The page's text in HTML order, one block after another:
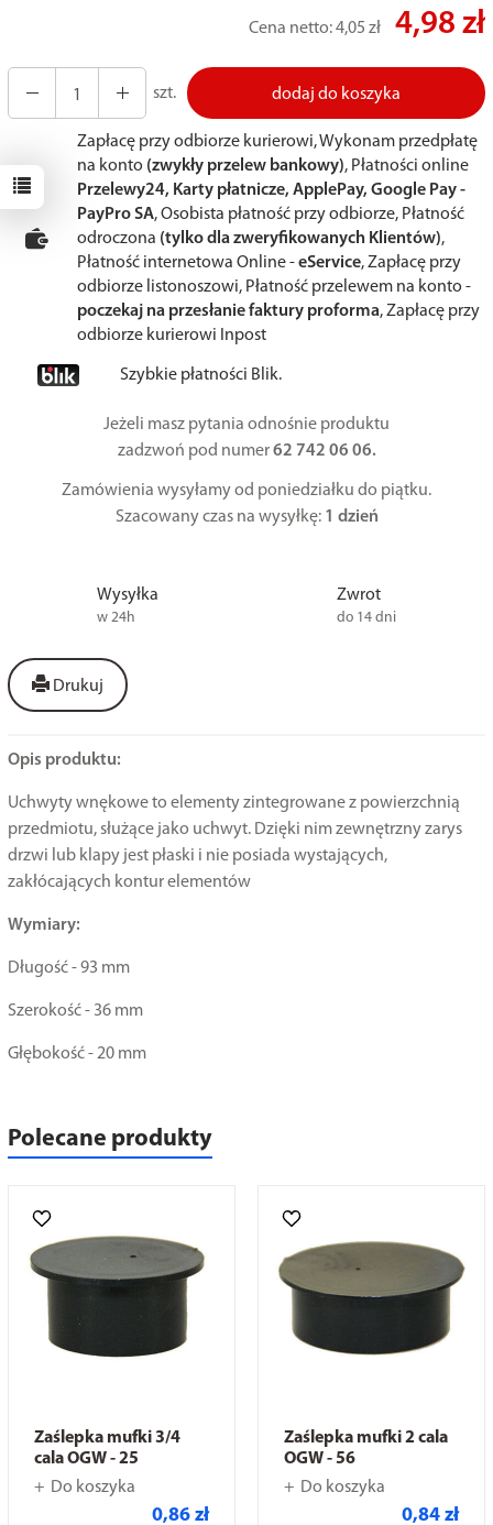
Cena netto:4,05 zł 4,98 zł
szt. dodaj do koszyka
Zapłacę przy odbiorze kurierowi, Wykonam przedpłatę
na konto (zwykły przelew bankowy), Płatności online
Przelewy24, Karty płatnicze, ApplePay, Google Pay -
PayPro SA, Osobista płatność przy odbiorze, Płatność
odroczona (tylko dla zweryfikowanych Klientów),
Płatność internetowa Online -eService, Zapłacę przy
odbiorze listonoszowi, Płatność przelewem na konto -
poczekaj na przesłanie faktury proforma, Zapłacę przy
odbiorze kurierowi Inpost
Szybkie płatności Blik.
Jeżeli masz pytania odnośnie produktu
zadzwoń pod numer62 742 06 06.
Zamówienia wysyłamy od poniedziałku do piątku.
Szacowany czas na wysyłkę: 1 dzień
Wysyłka
w 24h
Zwrot
do 14 dni
Drukuj
Opis produktu:
Uchwyty wnękowe to elementy zintegrowane z powierzchnią
przedmiotu, służące jako uchwyt. Dzięki nim zewnętrzny zarys
drzwi lub klapy jest płaski i nie posiada wystających,
zakłócających kontur elementów
Wymiary:
Długość - 93 mm
Szerokość - 36 mm
Głębokość - 20 mm
Polecane produkty
Zaślepka mufki 3/4
cala OGW - 25
Do koszyka
0,86 zł
Zaślepka mufki 2 cala
OGW - 56
Do koszyka
0,84 zł